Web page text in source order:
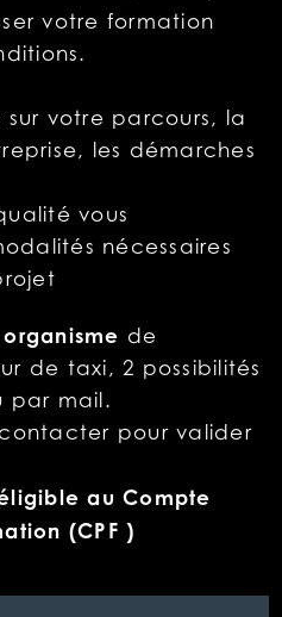
votre formation
sur votre parcours, la
les démarches
vous
nécessaires
organisme de
de taxi, 2 possibilités
par mail.
pour valider
au Compte
(CPF )